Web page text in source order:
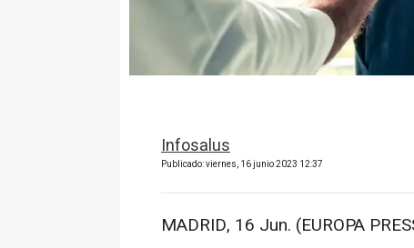
Infosalus
Publicado: viernes, 16 junio 2023 12:37
MADRID, 16 Jun. (EUROPA